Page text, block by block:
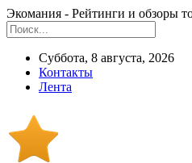
Экомания - Рейтинги и обзоры
Суббота, 8 августа, 2026
Контакты
Лента